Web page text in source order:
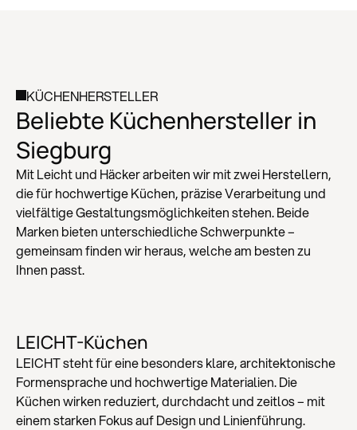
Zum Küchenstudio
KÜCHENHERSTELLER
Beliebte Küchenhersteller in
Siegburg
Mit Leicht und Häcker arbeiten wir mit zwei Herstellern,
die für hochwertige Küchen, präzise Verarbeitung und
vielfältige Gestaltungsmöglichkeiten stehen. Beide
Marken bieten unterschiedliche Schwerpunkte –
gemeinsam finden wir heraus, welche am besten zu
Ihnen passt.
LEICHT-Küchen
LEICHT steht für eine besonders klare, architektonische
Formensprache und hochwertige Materialien. Die
Küchen wirken reduziert, durchdacht und zeitlos – mit
einem starken Fokus auf Design und Linienführung.